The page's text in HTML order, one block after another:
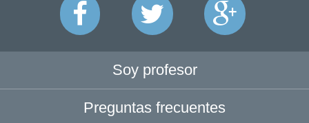
Soy profesor
Preguntas frecuentes